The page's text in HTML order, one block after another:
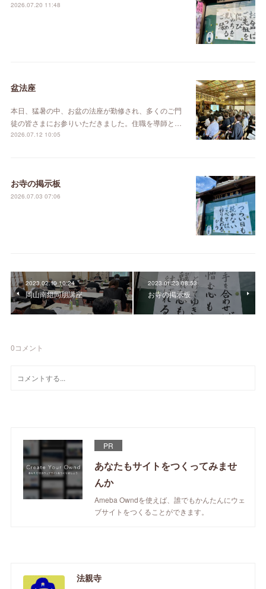
2026.07.20 11:48
盆法座
本日、猛暑の中、お盆の法座が勤修され、多くのご門
徒の皆さまにお参りいただきました。住職を導師と…
2026.07.12 10:05
お寺の掲示板
2026.07.03 07:06
2023.02.10 10:24
岡山南組同朋講座
2023.01.23 08:53
お寺の掲示板
0コメント
PR
あなたもサイトをつくってみませ
んか
Ameba Owndを使えば、誰でもかんたんにウェ
ブサイトをつくることができます。
法親寺